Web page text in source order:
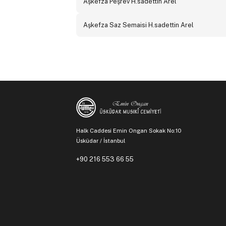
Aşkefza Saz Semaisi H.sadettin Arel
Halk Caddesi Emin Ongan Sokak No:10
Üsküdar / İstanbul
+90 216 553 66 55